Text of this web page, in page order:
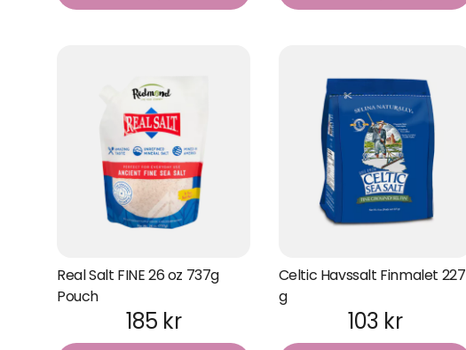
Real Salt FINE 26 oz 737g
Pouch
185 kr
Celtic Havssalt Finmalet 227
g
103 kr